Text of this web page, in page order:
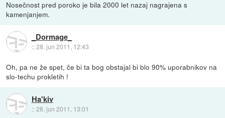
Nosečnost pred poroko je bila 2000 let nazaj nagrajena s
kamenjanjem.
_Dormage_
::28. jun 2011, 12:43
Oh, pa ne že spet, če bi ta bog obstajal bi blo 90% uporabnikov na
slo-techu prokletih !
Ha'kiv
::28. jun 2011, 13:01